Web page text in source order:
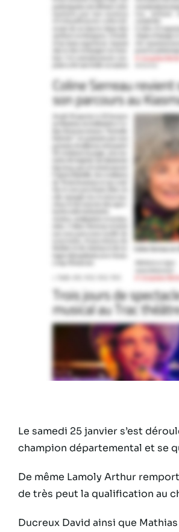
Le samedi 25 janvier s’est
champion départemental et se
De même Lamoly Arthur
de très peut la qualification au
Ducreux David ainsi que